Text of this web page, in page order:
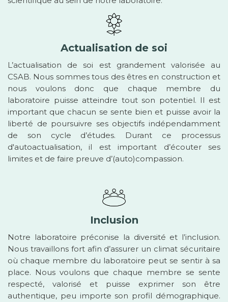
Actualisation de soi
L’actualisation de soi est grandement valorisée au
CSAB. Nous sommes tous des êtres en construction et
nous voulons donc que chaque membre du
laboratoire puisse atteindre tout son potentiel. Il est
important que chacun se sente bien et puisse avoir la
liberté de poursuivre ses objectifs indépendamment
de son cycle d’études. Durant ce processus
d'autoactualisation, il est important d’écouter ses
limites et de faire preuve d’(auto)compassion.
Inclusion
Notre laboratoire préconise la diversité et l’inclusion.
Nous travaillons fort afin d’assurer un climat sécuritaire
où chaque membre du laboratoire peut se sentir à sa
place. Nous voulons que chaque membre se sente
respecté, valorisé et puisse exprimer son être
authentique, peu importe son profil démographique.